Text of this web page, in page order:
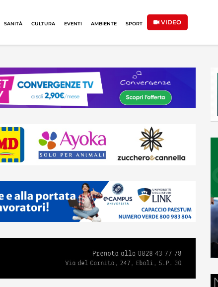
SANITÀ CULTURA EVENTI AMBIENTE SPORT VIDEO